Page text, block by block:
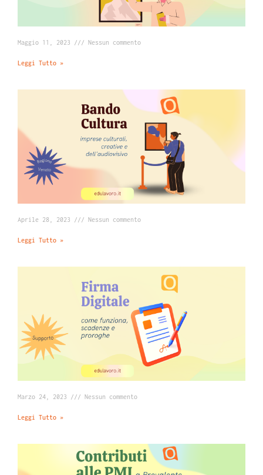
Maggio 11, 2023 Nessun commento
Leggi Tutto »
Aprile 28, 2023 Nessun commento
Leggi Tutto »
Marzo 24, 2023 Nessun commento
Leggi Tutto »